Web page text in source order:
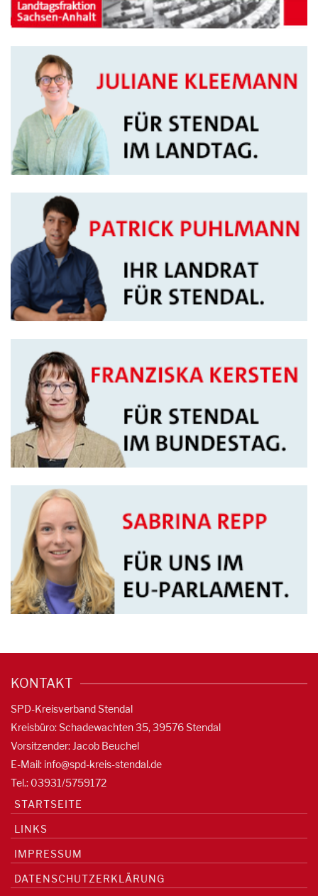
KONTAKT
SPD-Kreisverband Stendal
Kreisbüro: Schadewachten 35, 39576 Stendal
Vorsitzender: Jacob Beuchel
E-Mail: info@spd-kreis-stendal.de
Tel.: 03931/5759172
STARTSEITE
LINKS
IMPRESSUM
DATENSCHUTZERKLÄRUNG